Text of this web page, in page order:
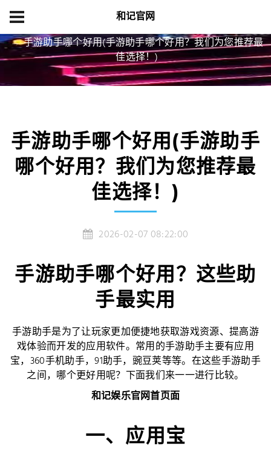
和记官网
手游助手哪个好用(手游助手哪个好用？我们为您推荐最
佳选择！)
手游助手哪个好用(手游助手
哪个好用？我们为您推荐最
佳选择！)
2026-02-07 08:22:00
手游助手哪个好用？这些助
手最实用
手游助手是为了让玩家更加便捷地获取游戏资源、提高游
戏体验而开发的应用软件。常用的手游助手主要有应用
宝，360手机助手，91助手，豌豆荚等等。在这些手游助手
之间，哪个更好用呢？下面我们来一一进行比较。
和记娱乐官网首页面
一、应用宝